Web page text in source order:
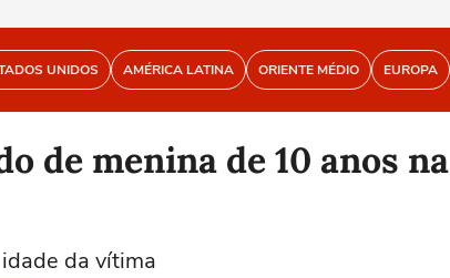
UNIDOS AMÉRICA LATINA ORIENTE MÉDIO EUROPA
de menina de 10 anos na
da vítima